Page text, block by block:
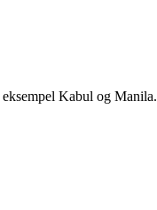
eksempel Kabul og Manila.